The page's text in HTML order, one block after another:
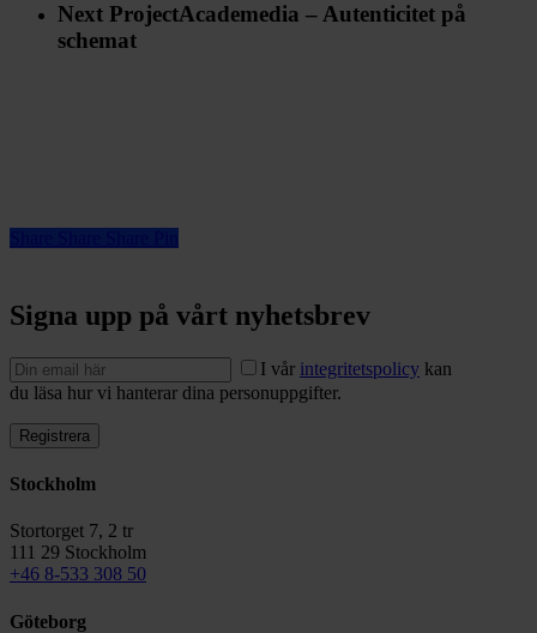
Next ProjectAcademedia – Autenticitet på
schemat
Signa upp på vårt nyhetsbrev
I vår integritetspolicy kan
du läsa hur vi hanterar dina personuppgifter.
Stockholm
Stortorget 7, 2 tr
111 29 Stockholm
+46 8-533 308 50
Göteborg